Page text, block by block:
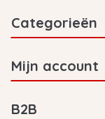
Categorieën
Mijn account
B2B